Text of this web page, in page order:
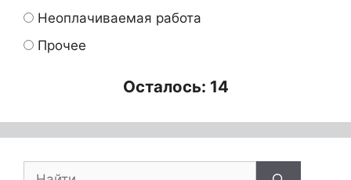
Неоплачиваемая работа
Прочее
Осталось: 14